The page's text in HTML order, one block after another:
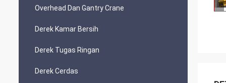
Overhead Dan Gantry Crane
Derek Kamar Bersih
Derek Tugas Ringan
Derek Cerdas